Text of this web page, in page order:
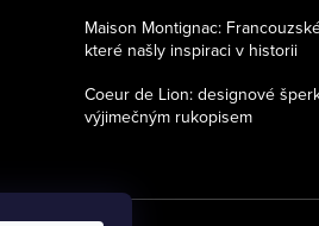
Maison Montignac:
které našly inspiraci v historii
Coeur de Lion: designové
výjimečným rukopisem